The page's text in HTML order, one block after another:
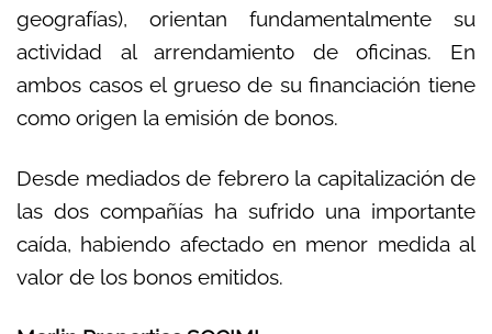
geografías), orientan fundamentalmente su
actividad al arrendamiento de oficinas. En
ambos casos el grueso de su financiación tiene
como origen la emisión de bonos.
Desde mediados de febrero la capitalización de
las dos compañías ha sufrido una importante
caída, habiendo afectado en menor medida al
valor de los bonos emitidos.